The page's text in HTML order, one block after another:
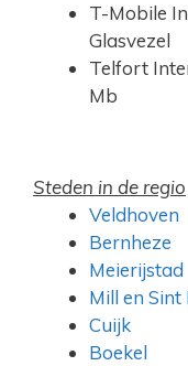
T-Mobile
Glasvezel
Telfort
Mb
Steden in de regio
Veldhoven
Bernheze
Meierijstad
Mill en
Cuijk
Boekel